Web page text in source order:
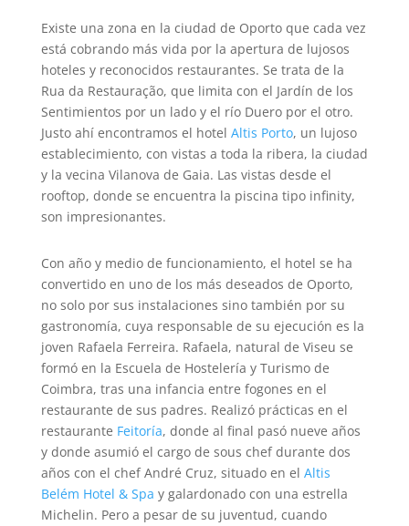
Existe una zona en la ciudad de Oporto que cada vez
está cobrando más vida por la apertura de lujosos
hoteles y reconocidos restaurantes. Se trata de la
Rua da Restauração, que limita con el Jardín de los
Sentimientos por un lado y el río Duero por el otro.
Justo ahí encontramos el hotel Altis Porto, un lujoso
establecimiento, con vistas a toda la ribera, la ciudad
y la vecina Vilanova de Gaia. Las vistas desde el
rooftop, donde se encuentra la piscina tipo infinity,
son impresionantes.
Con año y medio de funcionamiento, el hotel se ha
convertido en uno de los más deseados de Oporto,
no solo por sus instalaciones sino también por su
gastronomía, cuya responsable de su ejecución es la
joven Rafaela Ferreira. Rafaela, natural de Viseu se
formó en la Escuela de Hostelería y Turismo de
Coimbra, tras una infancia entre fogones en el
restaurante de sus padres. Realizó prácticas en el
restaurante Feitoría, donde al final pasó nueve años
y donde asumió el cargo de sous chef durante dos
años con el chef André Cruz, situado en el Altis
Belém Hotel & Spa y galardonado con una estrella
Michelin. Pero a pesar de su juventud, cuando